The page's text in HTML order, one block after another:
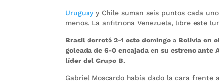
Uruguayy Chile suman seis puntos cada
menos. La anfitriona Venezuela, libre este
Brasil derrotó 2-1 este domingo a Bolivia en
goleada de 6-0 encajada en su estreno ante
líder del Grupo B.
Gabriel Moscardo había dado la cara frente